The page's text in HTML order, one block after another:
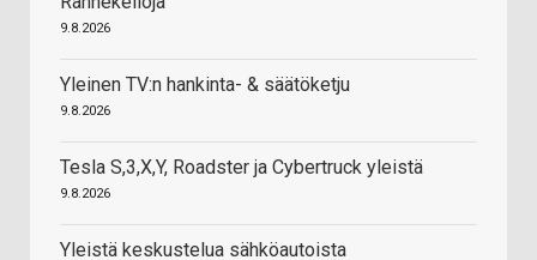
9.8.2026
Yleinen TV:n hankinta- & säätöketju
9.8.2026
Tesla S,3,X,Y, Roadster ja Cybertruck yleistä
9.8.2026
Yleistä keskustelua sähköautoista